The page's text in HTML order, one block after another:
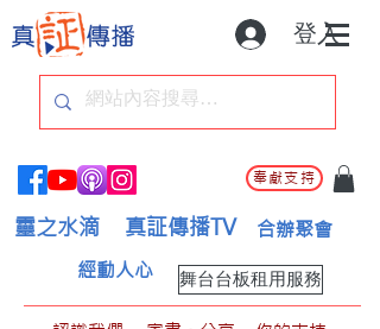
登入
奉獻支持
靈之水滴 真証傳播TV 合辦聚會
舞台台板租用服務
經動人心